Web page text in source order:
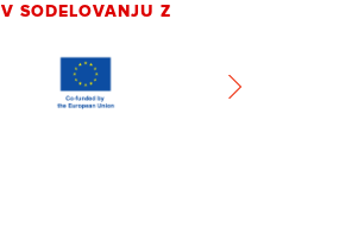
V SODELOVANJU Z